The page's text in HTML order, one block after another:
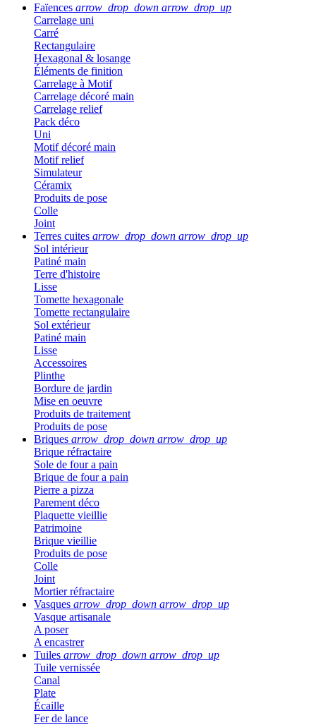
Faïences arrow_drop_down arrow_drop_up
Carrelage uni
Carré
Rectangulaire
Hexagonal & losange
Éléments de finition
Carrelage à Motif
Carrelage décoré main
Carrelage relief
Pack déco
Uni
Motif décoré main
Motif relief
Simulateur
Céramix
Produits de pose
Colle
Joint
Terres cuites arrow_drop_down arrow_drop_up
Sol intérieur
Patiné main
Terre d'histoire
Lisse
Tomette hexagonale
Tomette rectangulaire
Sol extérieur
Patiné main
Lisse
Accessoires
Plinthe
Bordure de jardin
Mise en oeuvre
Produits de traitement
Produits de pose
Briques arrow_drop_down arrow_drop_up
Brique réfractaire
Sole de four a pain
Brique de four a pain
Pierre a pizza
Parement déco
Plaquette vieillie
Patrimoine
Brique vieillie
Produits de pose
Colle
Joint
Mortier réfractaire
Vasques arrow_drop_down arrow_drop_up
Vasque artisanale
A poser
A encastrer
Tuiles arrow_drop_down arrow_drop_up
Tuile vernissée
Canal
Plate
Écaille
Fer de lance